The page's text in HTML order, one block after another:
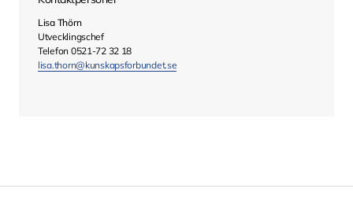
Lisa Thörn
Utvecklingschef
Telefon 0521-72 32 18
lisa.thorn@kunskapsforbundet.se